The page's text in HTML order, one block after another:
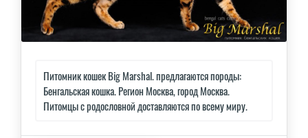
Питомник кошек Big Marshal. предлагаются породы:
Бенгальская кошка. Регион Москва, город Москва.
Питомцы с родословной доставляются по всему миру.